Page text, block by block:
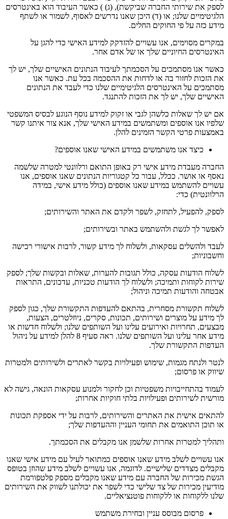
לספק את שירותי החברה שביקשת), (ג) ) כאשר העיבוד הוא באינטרסים
הלגיטימיים שלנו; או (ד) היכן שאנו נדרשים לאסוף, לשמור או לשתף
מידע כזה על פי החוקים החלים.
במקרים מסוימים, אנו עשויים להזדקק למידע האישי כדי להגן על
האינטרסים החיוניים שלך או של אדם אחר.
כאשר אנו מסתמכים על הסכמתך לעיבוד הנתונים האישיים שלך, יש לך
את הזכות לחזור בה או לדחות את ההסכמה בכל עת. כאשר אנו
מסתמכים על האינטרסים הלגיטימיים שלנו כדי לעבד את הנתונים
האישיים שלך, יש לך את הזכות להתנגד.
אם יש לך שאלות כלשהן לגבי או זקוק למידע נוסף הנוגע לבסיס המשפטי
שלפיו אנו אוספים ומשתמשים במידע האישי שלך, אנא צור איתנו קשר
באמצעות פרטי הקשר הזמינים להלן.
כיצד אנו משתמשים במידע האישי שאנו אוספים?
החברה מעבדת מידע אישי רק באופן התואם ורלוונטי למטרה שלשמה
נאסף או אושר. ככלל, עבור כל קטגוריות הנתונים שאנו אוספים, אנו
עשויים להשתמש במידע שאנו אוספים (כולל מידע אישי, במידה
הרלוונטית) כדי:
לספק, להפעיל, לתחזק, לשפר ולקדם את האתר והשירותים;
לאפשר לך לגשת ולהשתמש באתר ובשירותים;
לעבד ולהשלים עסקאות, ולשלוח לך מידע קשור, לרבות אישורי רכישה
וחשבוניות;
לשלוח הודעות עסקה, כולל תגובות להערות, שאלות ובקשות שלך; לספק
שירות לקוחות ותמיכה; ולשלוח לך הודעות טכניות, עדכונים, התראות
אבטחה והודעות תמיכה וניהול;
לשלוח תקשורת מסחרית, בהתאם להעדפות התקשורת שלך, כגון לספק
לך מידע על מוצרים ושירותים, תכונות, סקרים, ניוזלטרים, הצעות,
מבצעים, תחרויות ואירועים עלינו ועל השותפים שלנו; ולשלוח חדשות או
מידע אחר עלינו ועל השותפים שלנו. ראה סעיף 8 להלן למידע על ניהול
העדפות התקשורת שלך.
לנטר ולנתח מגמות, שימוש ופעילויות בקשר לאתרים ולשירותים ולמטרות
שיווק או פרסום;
לעמוד בהתחייבויות משפטיות וכן לחקור ולמנוע עסקאות הונאה, גישה לא
מורשית לשירותים ופעילויות בלתי חוקיות אחרות;
להתאים אישית את האתרים והשירותים, לרבות על ידי אספקת תכונות
או תוכן התואמים את תחומי העניין וההעדפות שלך;
ותהליך למטרות אחרות שלשמן אנו מקבלים את הסכמתך.
אנו עשויים לשלב מידע שאנו אוספים כמתואר לעיל עם מידע אישי שאנו
מקבלים מצדדים שלישיים. לדוגמה, אנו עשויים לשלב מידע שהוזן בטופס
הגשת מכירות של החברה עם מידע שאנו מקבלים מספק פלטפורמת
מודיעין מכירות של צד שלישי כדי לשפר את יכולתנו לשווק את השירותים
שלנו ללקוחות או ללקוחות פוטנציאליים.
פרסום מבוסס עניין ובחירת משתמש